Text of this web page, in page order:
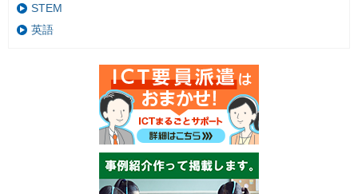
STEM
英語